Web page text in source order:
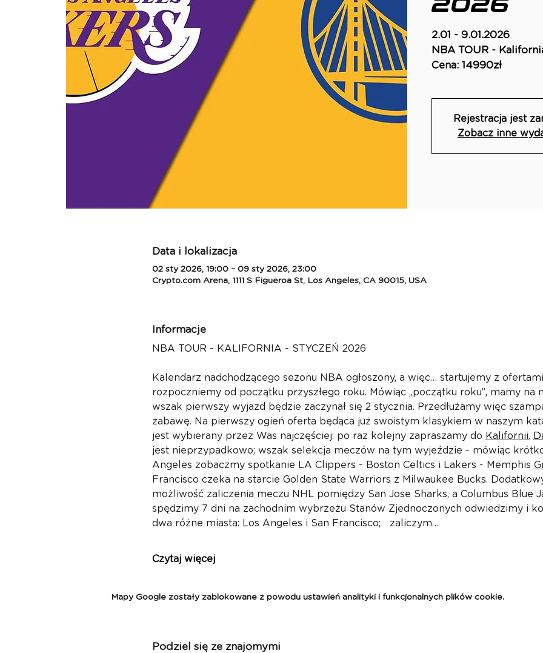
2.01 - 9.01.2026
NBA TOUR -
Rejestracja jest
Zobacz inne
Data i lokalizacja
02 sty 2026, 19:00 – 09 sty 2026, 23:00
Crypto.com Arena, 1111 S Figueroa St, Los Angeles, CA 90015, USA
Informacje
NBA TOUR - KALIFORNIA - STYCZEŃ 2026
Kalendarz nadchodzącego sezonu NBA ogłoszony, a więc… startujemy z
rozpoczniemy od początku przyszłego roku. Mówiąc „początku roku”, mamy
wszak pierwszy wyjazd będzie zaczynał się 2 stycznia. Przedłużamy więc
zabawę. Na pierwszy ogień oferta będąca już swoistym klasykiem w naszym
jest wybierany przez Was najczęściej: po raz kolejny zapraszamy do Kalifornii.
jest nieprzypadkowo; wszak selekcja meczów na tym wyjeździe - mówiąc
Angeles zobaczmy spotkanie LA Clippers - Boston Celtics i Lakers - Memphis
Francisco czeka na starcie Golden State Warriors z Milwaukee Bucks.
możliwość zaliczenia meczu NHL pomiędzy San Jose Sharks, a Columbus Blue
spędzimy 7 dni na zachodnim wybrzeżu Stanów Zjednoczonych odwiedzimy i
dwa różne miasta: Los Angeles i San Francisco;   zaliczym…
Czytaj więcej
Mapy Google zostały zablokowane z powodu ustawień analityki i funkcjonalnych plików cookie.
Podziel się ze znajomymi